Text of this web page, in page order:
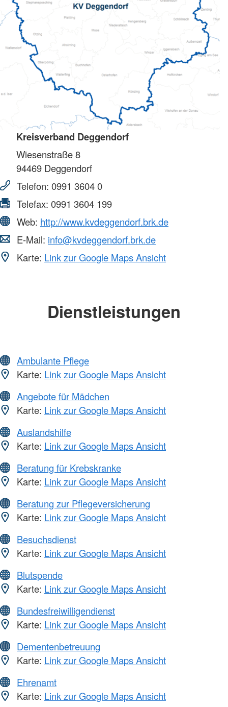
Kreisverband Deggendorf
Wiesenstraße 8
94469 Deggendorf
Telefon: 0991 3604 0
Telefax: 0991 3604 199
Web: http://www.kvdeggendorf.brk.de
E-Mail: info@kvdeggendorf.brk.de
Karte: Link zur Google Maps Ansicht
Dienstleistungen
Ambulante Pflege
Karte: Link zur Google Maps Ansicht
Angebote für Mädchen
Karte: Link zur Google Maps Ansicht
Auslandshilfe
Karte: Link zur Google Maps Ansicht
Beratung für Krebskranke
Karte: Link zur Google Maps Ansicht
Beratung zur Pflegeversicherung
Karte: Link zur Google Maps Ansicht
Besuchsdienst
Karte: Link zur Google Maps Ansicht
Blutspende
Karte: Link zur Google Maps Ansicht
Bundesfreiwilligendienst
Karte: Link zur Google Maps Ansicht
Dementenbetreuung
Karte: Link zur Google Maps Ansicht
Ehrenamt
Karte: Link zur Google Maps Ansicht